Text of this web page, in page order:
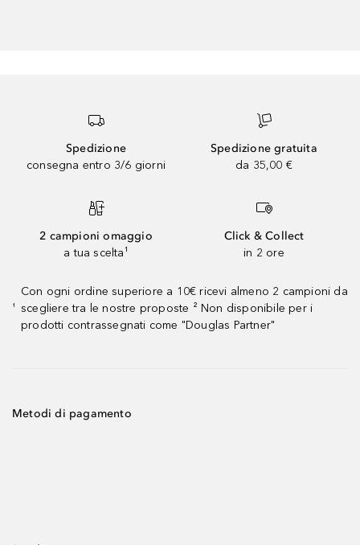
Spedizione
consegna entro 3/6 giorni
Spedizione gratuita
da 35,00 €
2 campioni omaggio
a tua scelta¹
Click & Collect
in 2 ore
¹
Con ogni ordine superiore a 10€ ricevi almeno 2 campioni da
scegliere tra le nostre proposte ² Non disponibile per i
prodotti contrassegnati come "Douglas Partner"
Metodi di pagamento